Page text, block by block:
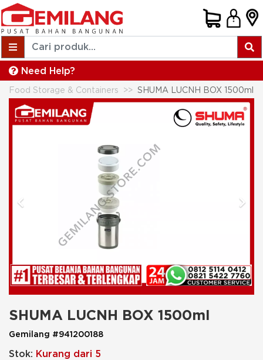
Need Help?
Food Storage & Containers SHUMA LUCNH BOX 1500ml
Previous Next
SHUMA LUCNH BOX 1500ml
Gemilang #941200188
Stok: Kurang dari 5